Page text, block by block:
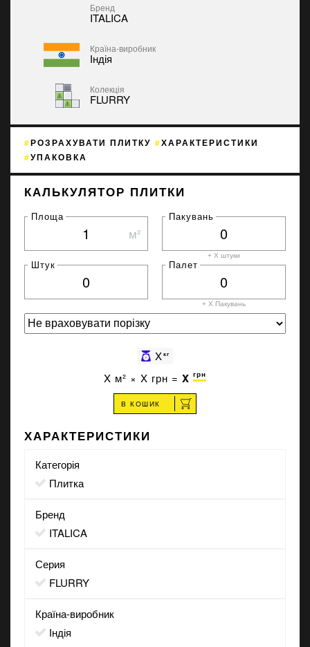
Бренд
ITALICA
Країна-виробник
Індія
Колекція
FLURRY
РОЗРАХУВАТИ ПЛИТКУ
ХАРАКТЕРИСТИКИ
УПАКОВКА
КАЛЬКУЛЯТОР ПЛИТКИ
Площа
м²
Пакувань
+ X штуки
Штук Палет
+ X Пакувань
Xкг
X м² × X грн = X грн
В КОШИК
ХАРАКТЕРИСТИКИ
Категорія
Плитка
Бренд
ITALICA
Серия
FLURRY
Країна-виробник
Індія